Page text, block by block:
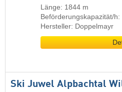
Länge: 1844 m
Beförderungskapazität/h:
Hersteller: Doppelmayr
Ski Juwel Alpbachtal